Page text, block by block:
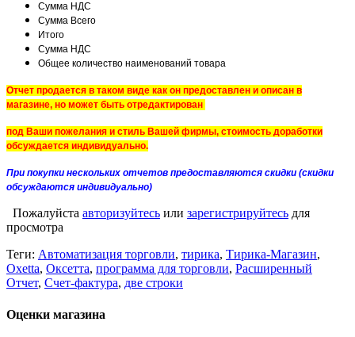
Сумма НДС
Сумма Всего
Итого
Сумма НДС
Общее количество наименований товара
Отчет продается в таком виде как он предоставлен и описан в
магазине, но может быть отредактирован
под Ваши пожелания и стиль Вашей фирмы, стоимость доработки
обсуждается индивидуально.
При покупки нескольких отчетов предоставляются скидки (скидки
обсуждаются индивидуально)
Пожалуйста авторизуйтесь или зарегистрируйтесь для
просмотра
Теги: Автоматизация торговли, тирика, Тирика-Магазин,
Oxetta, Оксетта, программа для торговли, Расширенный
Отчет, Счет-фактура, две строки
Оценки магазина